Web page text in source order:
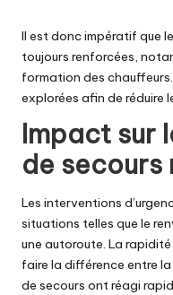
Il est donc impératif que
toujours renforcées,
formation des
explorées afin de réduire
Impact sur
de secours
Les interventions
situations telles que le
une autoroute. La
faire la différence entre la
de secours ont réagi